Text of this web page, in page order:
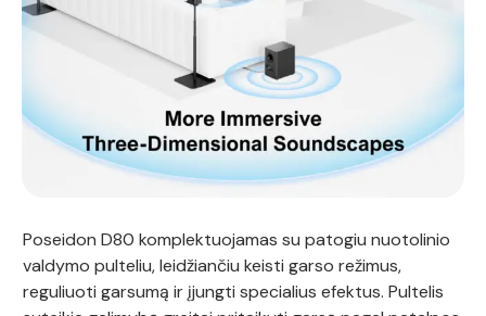
Poseidon D80 komplektuojamas su patogiu nuotolinio
valdymo pulteliu, leidžiančiu keisti garso režimus,
reguliuoti garsumą ir įjungti specialius efektus. Pultelis